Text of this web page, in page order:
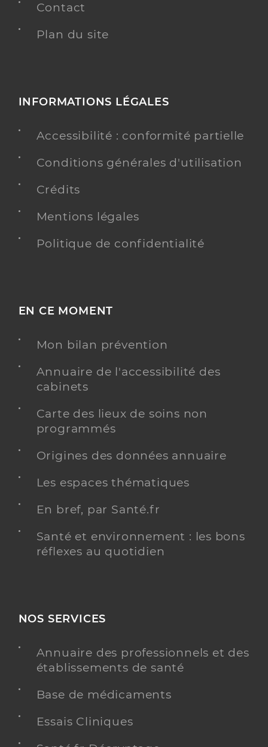
Contact
Plan du site
INFORMATIONS LÉGALES
Accessibilité : conformité partielle
Conditions générales d'utilisation
Crédits
Mentions légales
Politique de confidentialité
EN CE MOMENT
Mon bilan prévention
Annuaire de l'accessibilité des
cabinets
Carte des lieux de soins non
programmés
Origines des données annuaire
Les espaces thématiques
En bref, par Santé.fr
Santé et environnement : les bons
réflexes au quotidien
NOS SERVICES
Annuaire des professionnels et des
établissements de santé
Base de médicaments
Essais Cliniques